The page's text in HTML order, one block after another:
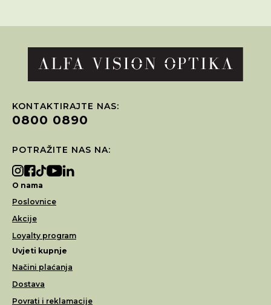
KONTAKTIRAJTE NAS:
0800 0890
POTRAŽITE NAS NA:
O nama
Poslovnice
Akcije
Loyalty program
Uvjeti kupnje
Načini plaćanja
Dostava
Povrati i reklamacije